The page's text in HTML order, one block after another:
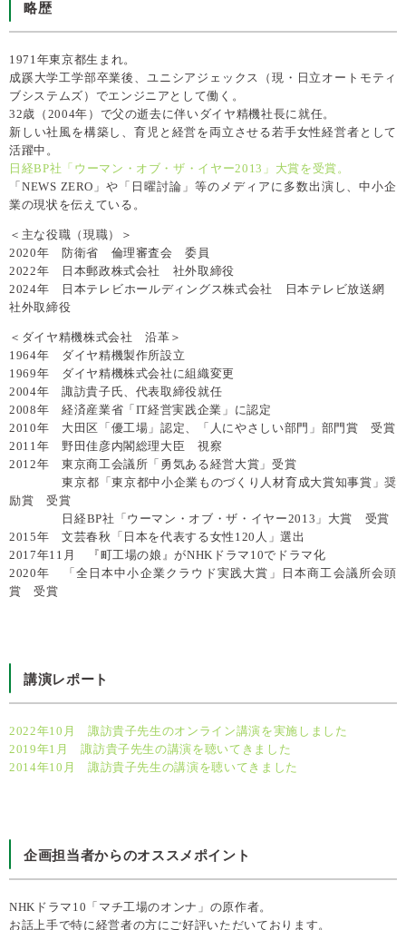
略歴
1971年東京都生まれ。
成蹊大学工学部卒業後、ユニシアジェックス（現・日立オートモティ
ブシステムズ）でエンジニアとして働く。
32歳（2004年）で父の逝去に伴いダイヤ精機社長に就任。
新しい社風を構築し、育児と経営を両立させる若手女性経営者として
活躍中。
日経BP社「ウーマン・オブ・ザ・イヤー2013」大賞を受賞。
「NEWS ZERO」や「日曜討論」等のメディアに多数出演し、中小企
業の現状を伝えている。
＜主な役職（現職）＞
2020年 防衛省 倫理審査会 委員
2022年 日本郵政株式会社 社外取締役
2024年 日本テレビホールディングス株式会社 日本テレビ放送網
社外取締役
＜ダイヤ精機株式会社 沿革＞
1964年 ダイヤ精機製作所設立
1969年 ダイヤ精機株式会社に組織変更
2004年 諏訪貴子氏、代表取締役就任
2008年 経済産業省「IT経営実践企業」に認定
2010年 大田区「優工場」認定、「人にやさしい部門」部門賞 受賞
2011年 野田佳彦内閣総理大臣 視察
2012年 東京商工会議所「勇気ある経営大賞」受賞
東京都「東京都中小企業ものづくり人材育成大賞知事賞」奨
励賞 受賞
日経BP社「ウーマン・オブ・ザ・イヤー2013」大賞 受賞
2015年 文芸春秋「日本を代表する女性120人」選出
2017年11月 『町工場の娘』がNHKドラマ10でドラマ化
2020年 「全日本中小企業クラウド実践大賞」日本商工会議所会頭
賞 受賞
講演レポート
2022年10月 諏訪貴子先生のオンライン講演を実施しました
2019年1月 諏訪貴子先生の講演を聴いてきました
2014年10月 諏訪貴子先生の講演を聴いてきました
企画担当者からのオススメポイント
NHKドラマ10「マチ工場のオンナ」の原作者。
お話上手で特に経営者の方にご好評いただいております。